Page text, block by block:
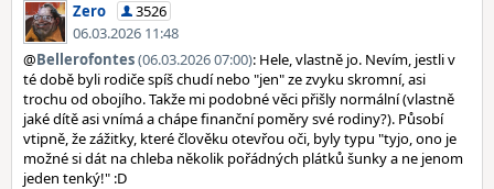
Zero
3526
06.03.2026 11:48
@Bellerofontes(06.03.2026 07:00): Hele, vlastně jo. Nevím, jestli v
té době byli rodiče spíš chudí nebo "jen" ze zvyku skromní, asi
trochu od obojího. Takže mi podobné věci přišly normální (vlastně
jaké dítě asi vnímá a chápe finanční poměry své rodiny?). Působí
vtipně, že zážitky, které člověku otevřou oči, byly typu "tyjo, ono je
možné si dát na chleba několik pořádných plátků šunky a ne jenom
jeden tenký!" :D